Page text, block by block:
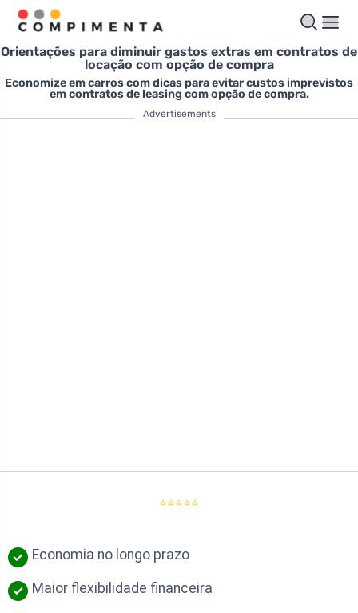
Orientações para diminuir gastos extras em contratos de
locação com opção de compra
Economize em carros com dicas para evitar custos imprevistos
em contratos de leasing com opção de compra.
Advertisements
⭐⭐⭐⭐⭐
Economia no longo prazo
Maior flexibilidade financeira